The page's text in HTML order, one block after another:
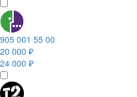
905 001 55 00
20 000 ₽
24 000 ₽